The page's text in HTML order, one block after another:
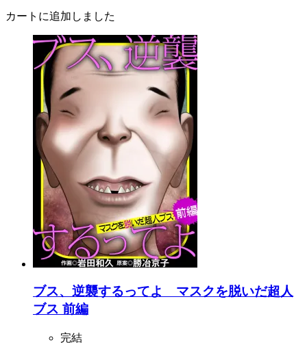
カートに追加しました
ブス、逆襲するってよ マスクを脱いだ超人
ブス 前編
完結